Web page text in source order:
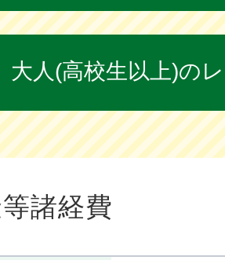
大人(高校生以上)の
諸経費